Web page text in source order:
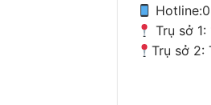
Trụ sở
Trụ sở 2: